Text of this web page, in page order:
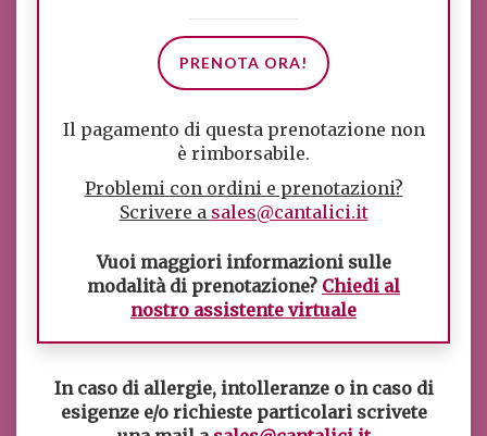
PRENOTA ORA!
Il pagamento di questa prenotazione non
è rimborsabile.
Problemi con ordini e prenotazioni?
Scrivere a sales@cantalici.it
Vuoi maggiori informazioni sulle
modalità di prenotazione? Chiedi al
nostro assistente virtuale
In caso di allergie, intolleranze o in caso di
esigenze e/o richieste particolari scrivete